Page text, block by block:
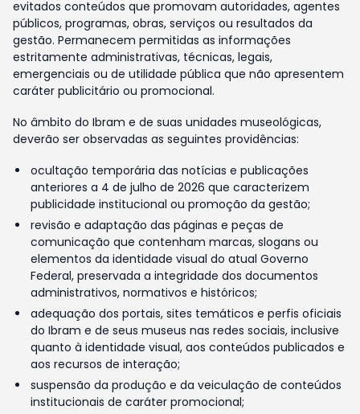
evitados conteúdos que promovam autoridades, agentes
públicos, programas, obras, serviços ou resultados da
gestão. Permanecem permitidas as informações
estritamente administrativas, técnicas, legais,
emergenciais ou de utilidade pública que não apresentem
caráter publicitário ou promocional.
No âmbito do Ibram e de suas unidades museológicas,
deverão ser observadas as seguintes providências:
ocultação temporária das notícias e publicações
anteriores a 4 de julho de 2026 que caracterizem
publicidade institucional ou promoção da gestão;
revisão e adaptação das páginas e peças de
comunicação que contenham marcas, slogans ou
elementos da identidade visual do atual Governo
Federal, preservada a integridade dos documentos
administrativos, normativos e históricos;
adequação dos portais, sites temáticos e perfis oficiais
do Ibram e de seus museus nas redes sociais, inclusive
quanto à identidade visual, aos conteúdos publicados e
aos recursos de interação;
suspensão da produção e da veiculação de conteúdos
institucionais de caráter promocional;